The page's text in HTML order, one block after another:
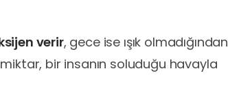
verir, gece ise ışık olmadığından
bir insanın soluduğu havayla